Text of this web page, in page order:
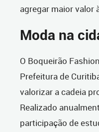
agregar maior valor
Moda na
O Boqueirão
Prefeitura de
valorizar a cadeia
Realizado
participação de